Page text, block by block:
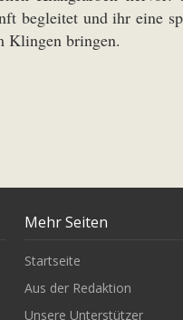
begleitet und ihr eine
Klingen bringen.
Mehr Seiten
Startseite
Aus der Redaktion
Unsere Unterstützer